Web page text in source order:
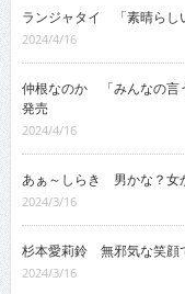
ランジャタイ 「素晴らし
2024/4/16
仲根なのか 「みんなの言
発売
2024/4/16
あぁ～しらき 男かな？女
2024/3/16
杉本愛莉鈴 無邪気な笑顔
2024/3/16